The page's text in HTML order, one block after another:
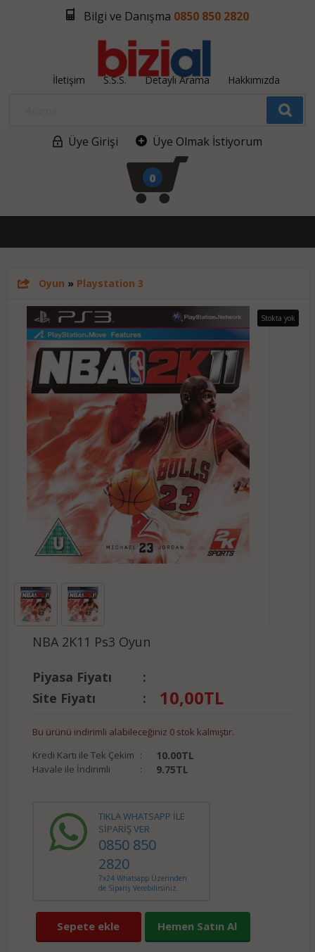
Bilgi ve Danışma 0850 850 2820
İletişim S.S.S. Detaylı Arama Hakkımızda
Üye Girişi Üye Olmak İstiyorum
0
Oyun » Playstation 3
Stokta yok
NBA 2K11 Ps3 Oyun
Piyasa Fiyatı
:
Site Fiyatı
: 10,00TL
Bu ürünü indirimli alabileceğiniz 0 stok kalmıştır.
Kredi Kartı ile Tek Çekim : 10.00TL
Havale ile İndirimli : 9.75TL
TIKLA WHATSAPP İLE
SİPARİŞ VER
0850 850
2820
7x24 Whatsapp Üzerinden
de Sipariş Verebilirsiniz.
Sepete ekle Hemen Satın Al